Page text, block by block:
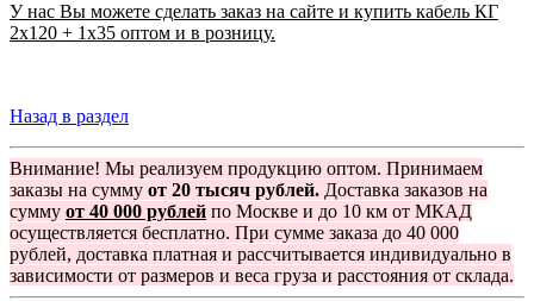
У нас Вы можете сделать заказ на сайте и купить кабель КГ
2x120 + 1x35 оптом и в розницу.
Назад в раздел
Внимание! Мы реализуем продукцию оптом. Принимаем
заказы на сумму от 20 тысяч рублей. Доставка заказов на
сумму от 40 000 рублей по Москве и до 10 км от МКАД
осуществляется бесплатно. При сумме заказа до 40 000
рублей, доставка платная и рассчитывается индивидуально в
зависимости от размеров и веса груза и расстояния от склада.